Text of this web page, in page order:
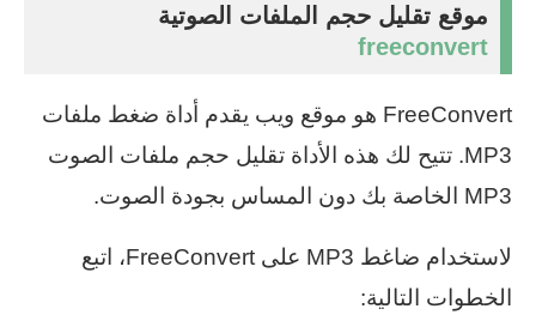
موقع تقليل حجم الملفات الصوتية
freeconvert
FreeConvert هو موقع ويب يقدم أداة ضغط ملفات
MP3. تتيح لك هذه الأداة تقليل حجم ملفات الصوت
MP3 الخاصة بك دون المساس بجودة الصوت.
لاستخدام ضاغط MP3 على FreeConvert، اتبع
الخطوات التالية: